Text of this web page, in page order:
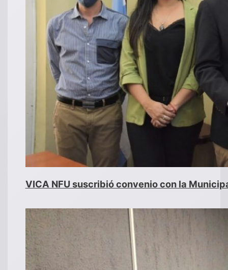
VICA NFU suscribió convenio con la